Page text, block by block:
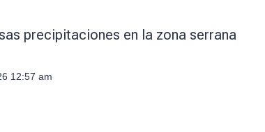
precipitaciones en la zona serrana
12:57 am